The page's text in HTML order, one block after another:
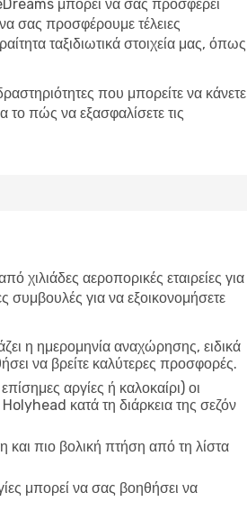
μπορεί να σας προσφέρει
σας προσφέρουμε τέλειες
ταξιδιωτικά στοιχεία μας, όπως
που μπορείτε να κάνετε
το πώς να εξασφαλίσετε τις
αεροπορικές εταιρείες για
συμβουλές για να εξοικονομήσετε
η ημερομηνία αναχώρησης, ειδικά
να βρείτε καλύτερες προσφορές.
αργίες ή καλοκαίρι) οι
κατά τη διάρκεια της σεζόν
και πιο βολική πτήση από τη λίστα
μπορεί να σας βοηθήσει να